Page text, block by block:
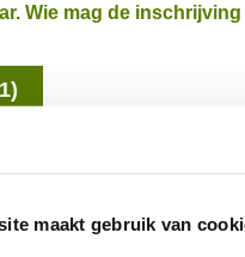
maakt gebruik van
Wie mag de